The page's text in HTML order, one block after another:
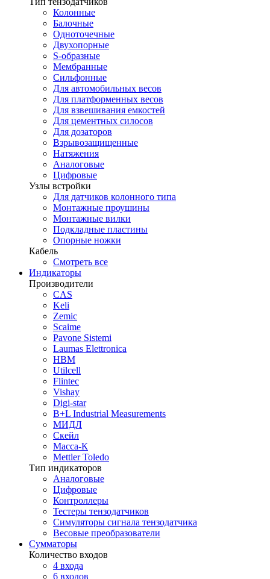
Колонные
Балочные
Одноточечные
Двухопорные
S-образные
Мембранные
Сильфонные
Для автомобильных весов
Для платформенных весов
Для взвешивания емкостей
Для цементных силосов
Для дозаторов
Взрывозащищенные
Натяжения
Аналоговые
Цифровые
Узлы встройки
Для датчиков колонного типа
Монтажные проушины
Монтажные вилки
Подкладные пластины
Опорные ножки
Кабель
Смотреть все
Индикаторы
Производители
CAS
Keli
Zemic
Scaime
Pavone Sistemi
Laumas Elettronica
HBM
Utilcell
Flintec
Vishay
Digi-star
B+L Industrial Measurements
МИДЛ
Скейл
Масса-К
Mettler Toledo
Тип индикаторов
Аналоговые
Цифровые
Контроллеры
Тестеры тензодатчиков
Симуляторы сигнала тензодатчика
Весовые преобразователи
Сумматоры
Количество входов
4 входа
6 входов